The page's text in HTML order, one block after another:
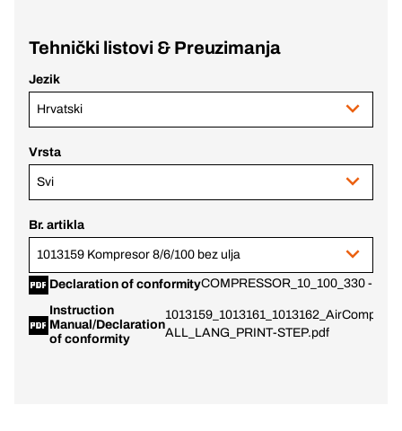
Tehnički listovi & Preuzimanja
Jezik
Hrvatski
Vrsta
Svi
Br. artikla
1013159 Kompresor 8/6/100 bez ulja
Declaration of conformityCOMPRESSOR_10_100_330 - DoC
Instruction
Manual/Declaration
of conformity
ALL_LANG_PRINT-STEP.pdf